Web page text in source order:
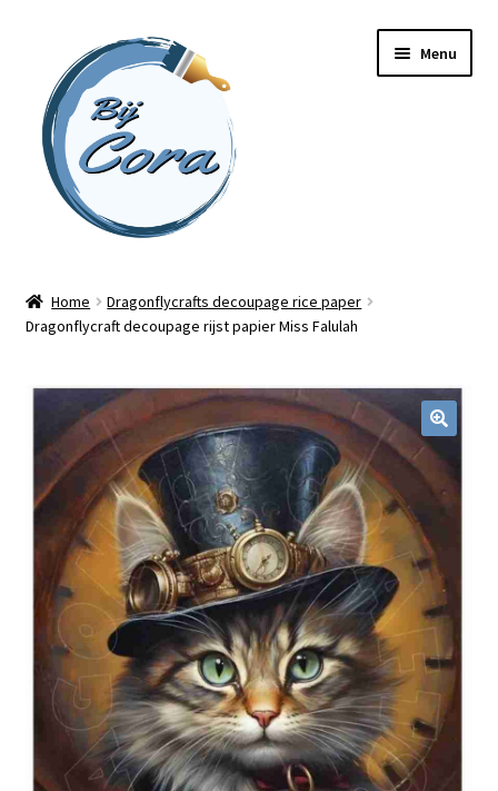
naar
navigatie
inhoud
Menu
Workshops
Online cursussen
Shop
Blog / DIY / Tutorials
Over mij
Contact
Home
Dragonflycrafts decoupage rice paper
Dragonflycraft decoupage rijst papier Miss Falulah